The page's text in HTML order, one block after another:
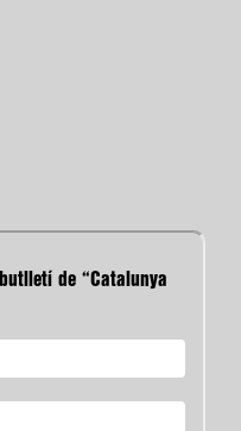
de “Catalunya